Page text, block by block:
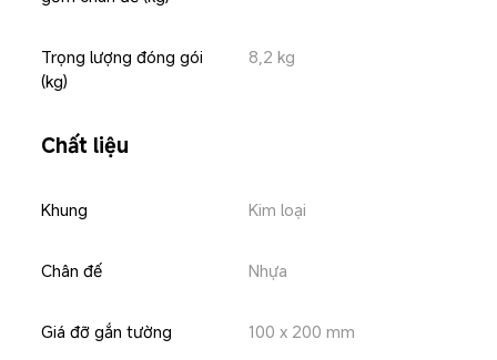
Trọng lượng đóng gói
(kg)
8,2 kg
Chất liệu
Khung Kim loại
Chân đế Nhựa
Giá đỡ gắn tường 100 x 200 mm